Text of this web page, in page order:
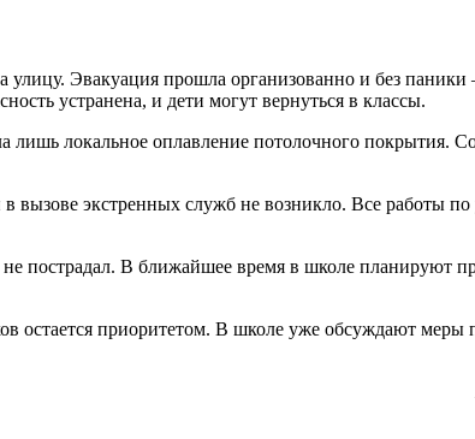
улицу. Эвакуация прошла организованно и без
устранена, и дети могут вернуться в классы.
локальное оплавление потолочного покрытия.
вызове экстренных служб не возникло. Все работы
пострадал. В ближайшее время в школе планируют
остается приоритетом. В школе уже обсуждают